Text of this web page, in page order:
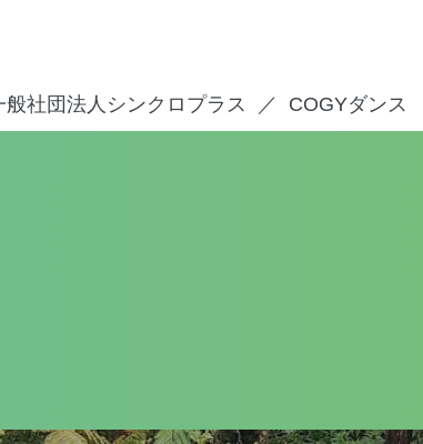
般社団法人シンクロプラス COGYダンス